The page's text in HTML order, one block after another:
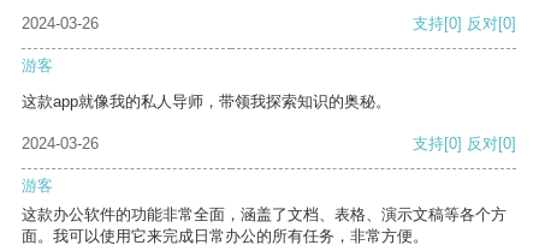
2024-03-26
支持[0] 反对[0]
游客
这款app就像我的私人导师，带领我探索知识的奥秘。
2024-03-26 支持[0] 反对[0]
游客
这款办公软件的功能非常全面，涵盖了文档、表格、演示文稿等各个方
面。我可以使用它来完成日常办公的所有任务，非常方便。